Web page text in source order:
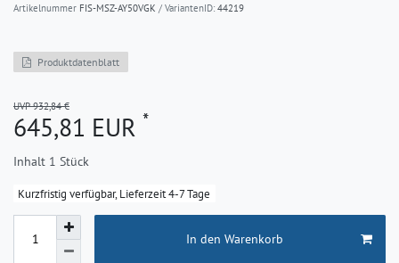
Artikelnummer FIS-MSZ-AY50VGK / VariantenID: 44219
Produktdatenblatt
UVP 932,84 €
645,81 EUR *
Inhalt 1 Stück
Kurzfristig verfügbar, Lieferzeit 4-7 Tage
In den Warenkorb